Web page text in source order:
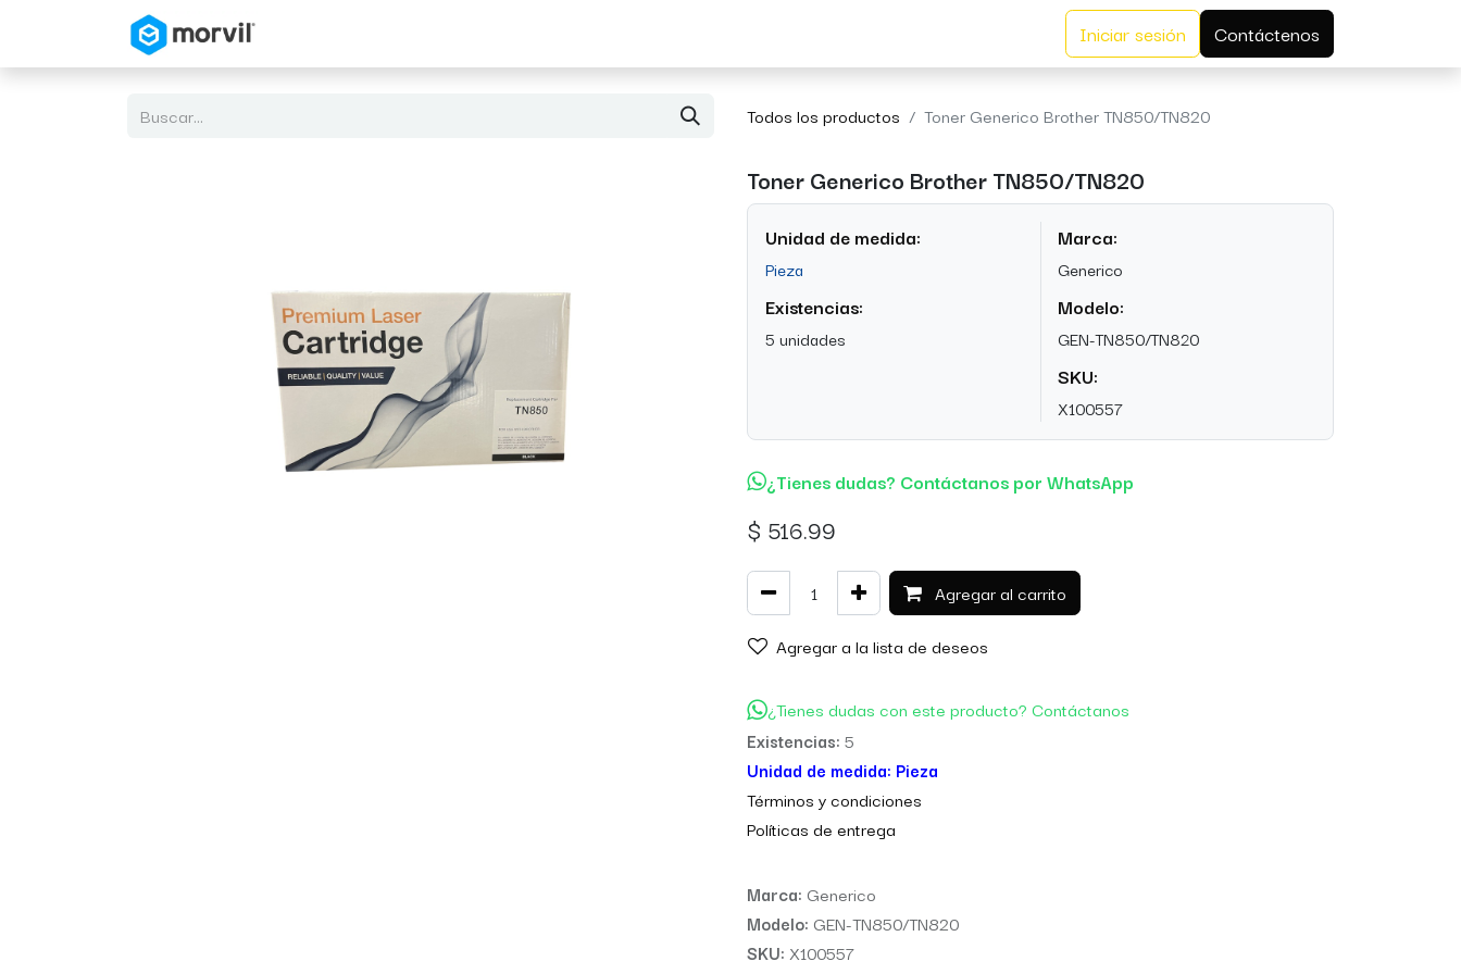
Iniciar sesión Contáctenos
Todos los productos Toner Generico Brother TN850/TN820
Toner Generico Brother TN850/TN820
Unidad de medida:
Pieza
Existencias:
5 unidades
Marca:
Generico
Modelo:
GEN-TN850/TN820
SKU:
X100557
¿Tienes dudas? Contáctanos por WhatsApp
$ 516.99
Agregar al carrito
Agregar a la lista de deseos
¿Tienes dudas con este producto? Contáctanos
Existencias: 5
Unidad de medida: Pieza
Términos y condiciones
Políticas de entrega
Marca: Generico
Modelo: GEN-TN850/TN820
SKU: X100557